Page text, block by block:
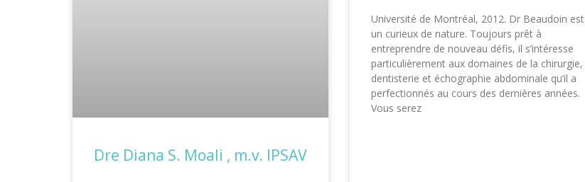
Dre Diana S. Moali , m.v. IPSAV
Université de Montréal, 2012. Dr Beaudoin est
un curieux de nature. Toujours prêt à
entreprendre de nouveau défis, il s’intéresse
particulièrement aux domaines de la chirurgie,
dentisterie et échographie abdominale qu’il a
perfectionnés au cours des dernières années.
Vous serez